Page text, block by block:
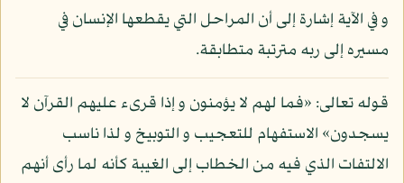
و في الآية إشارة إلى أن المراحل التي يقطعها الإنسان في
مسيره إلى ربه مترتبة متطابقة.
قوله تعالى: «فما لهم لا يؤمنون و إذا قرىء عليهم القرآن لا
يسجدون» الاستفهام للتعجيب و التوبيخ و لذا ناسب
الالتفات الذي فيه من الخطاب إلى الغيبة كأنه لما رأى أنهم